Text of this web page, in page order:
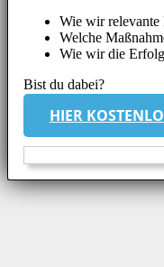
Wie wir relevante
Welche
Wie wir die
Bist du dabei?
HIER